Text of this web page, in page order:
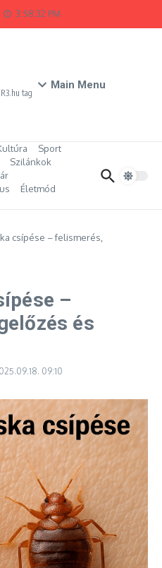
3:58:32 PM
tag
Main Menu
Sport
Szilánkok
Életmód
csípése – felismerés,
–
és
09:10